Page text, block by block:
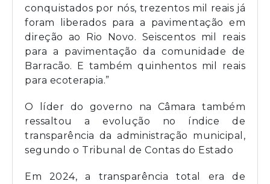
conquistados por nós, trezentos mil reais já
foram liberados para a pavimentação em
direção ao Rio Novo. Seiscentos mil reais
para a pavimentação da comunidade de
Barracão. E também quinhentos mil reais
para ecoterapia.”
O líder do governo na Câmara também
ressaltou a evolução no índice de
transparência da administração municipal,
segundo o Tribunal de Contas do Estado
Em 2024, a transparência total era de